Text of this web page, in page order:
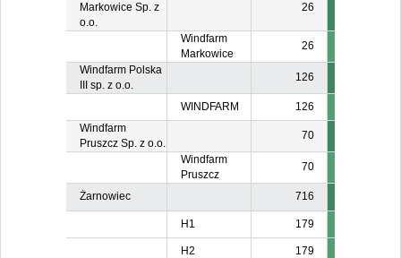
Markowice Sp. z
o.o.
26
Windfarm
Markowice
26
Windfarm Polska
III sp. z o.o.
126
WINDFARM
126
Windfarm
Pruszcz Sp. z o.o.
70
Windfarm
Pruszcz
70
Żarnowiec 716
H1 179
H2 179